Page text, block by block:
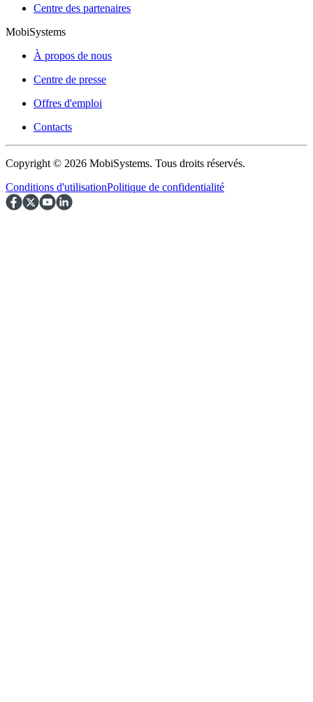
Centre des partenaires
MobiSystems
À propos de nous
Centre de presse
Offres d'emploi
Contacts
Copyright © 2026 MobiSystems. Tous droits réservés.
Conditions d'utilisationPolitique de confidentialité